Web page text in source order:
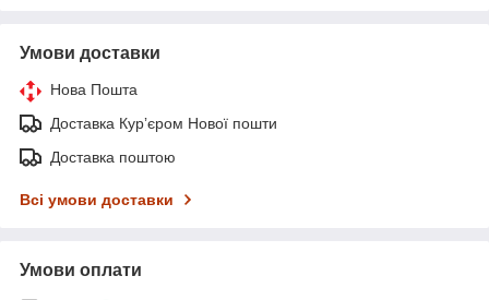
Умови доставки
Нова Пошта
Доставка Курʼєром Нової пошти
Доставка поштою
Всі умови доставки
Умови оплати